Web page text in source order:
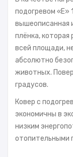
подогревом «E»
вышеописанная
плёнка,
всей площади,
абсолютно
животных.
градусов.
Ковер с
экономичны в
низким
отопительными